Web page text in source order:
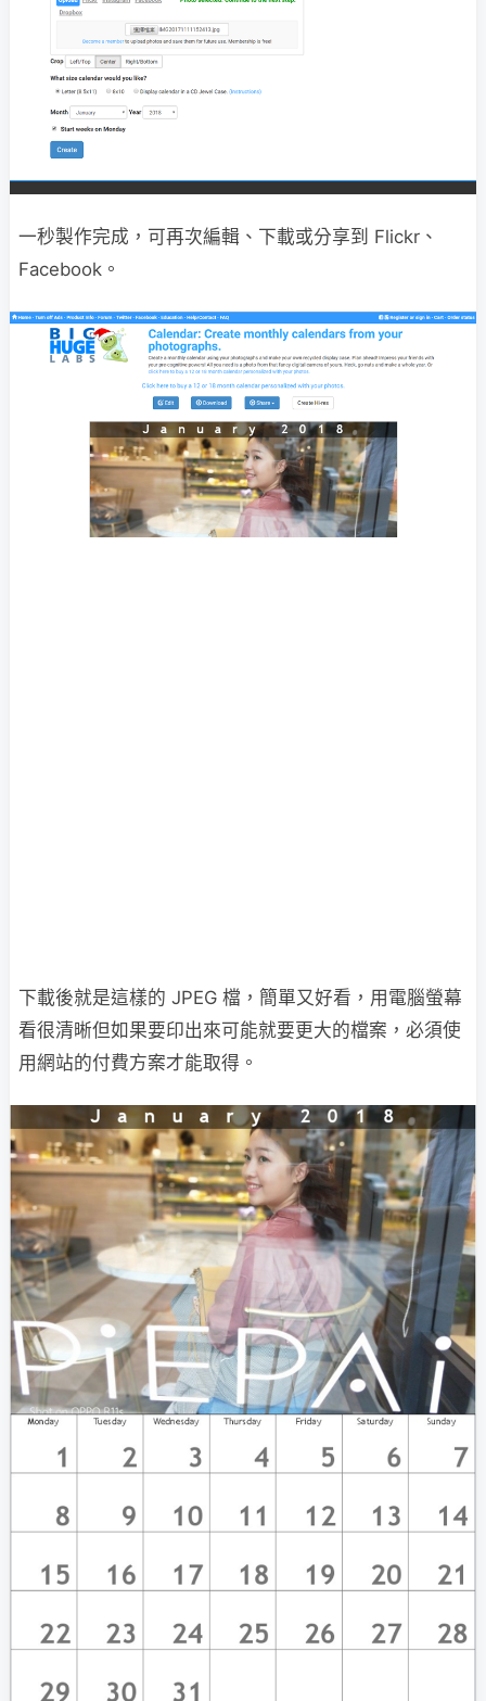
一秒製作完成，可再次編輯、下載或分享到 Flickr、
Facebook。
下載後就是這樣的 JPEG 檔，簡單又好看，用電腦螢幕
看很清晰但如果要印出來可能就要更大的檔案，必須使
用網站的付費方案才能取得。